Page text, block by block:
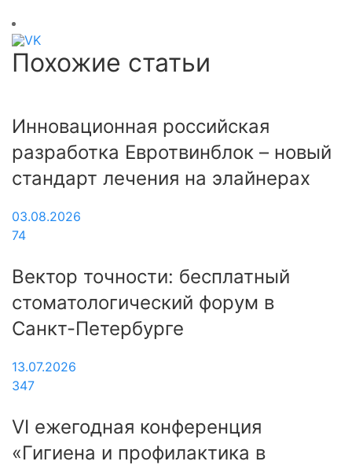
Похожие статьи
Инновационная российская
разработка Евротвинблок – новый
стандарт лечения на элайнерах
03.08.2026
74
Вектор точности: бесплатный
стоматологический форум в
Санкт-Петербурге
13.07.2026
347
VI ежегодная конференция
«Гигиена и профилактика в